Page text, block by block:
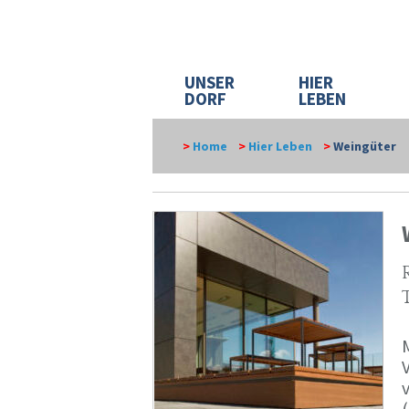
UNSER
DORF
HIER
LEBEN
> Home > Hier Leben >Weingüter